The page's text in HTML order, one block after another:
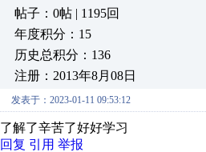
帖子：0帖 | 1195回
年度积分：15
历史总积分：136
注册：2013年8月08日
发表于：2023-01-11 09:53:12
了解了辛苦了好好学习
回复 引用 举报